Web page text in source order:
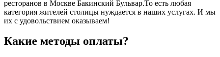
ресторанов в Москве Бакинский Бульвар.То есть любая
категория жителей столицы нуждается в наших услугах. И мы
их с удовольствием оказываем!
Какие методы оплаты?